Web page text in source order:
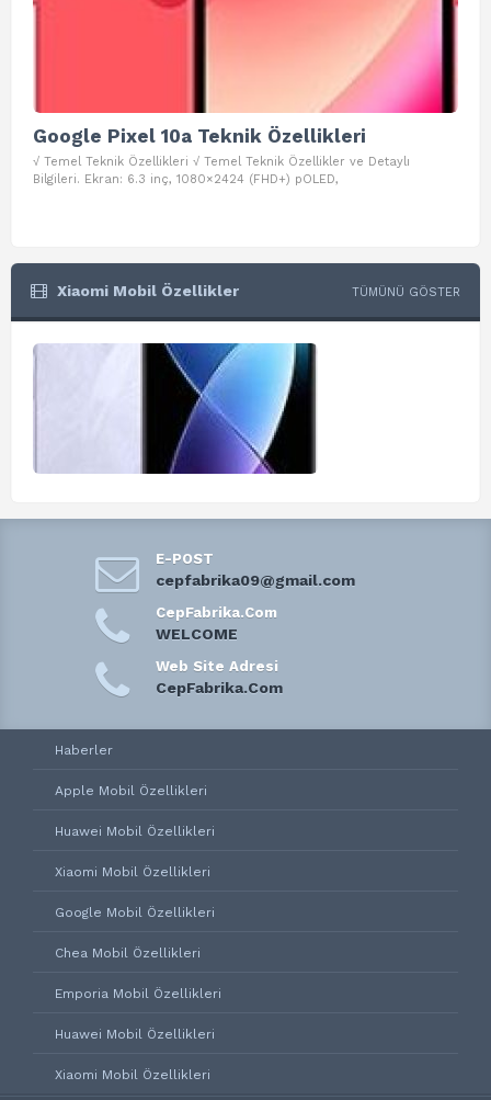
Google Pixel 10a Teknik Özellikleri
√ Temel Teknik Özellikleri √ Temel Teknik Özellikler ve Detaylı
Bilgileri. Ekran: 6.3 inç, 1080×2424 (FHD+) pOLED,
Xiaomi Mobil Özellikler TÜMÜNÜ GÖSTER
E-POST
cepfabrika09@gmail.com
CepFabrika.Com
WELCOME
Web Site Adresi
CepFabrika.Com
Haberler
Apple Mobil Özellikleri
Huawei Mobil Özellikleri
Xiaomi Mobil Özellikleri
Google Mobil Özellikleri
Chea Mobil Özellikleri
Emporia Mobil Özellikleri
Huawei Mobil Özellikleri
Xiaomi Mobil Özellikleri